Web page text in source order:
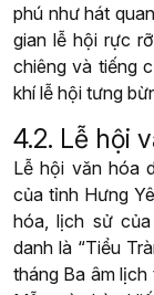
phú như hát
gian lễ hội rực
chiêng và tiếng
khí lễ hội tưng
4.2. Lễ hội
Lễ hội văn hóa
của tỉnh Hưng
hóa, lịch sử
danh là “Tiểu
tháng Ba âm